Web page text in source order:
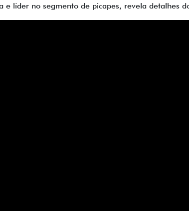
líder no segmento de picapes, revela detalhes